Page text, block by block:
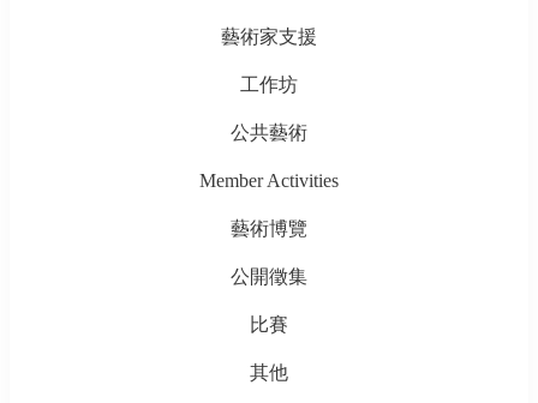
藝術家支援
工作坊
公共藝術
Member Activities
藝術博覽
公開徵集
比賽
其他